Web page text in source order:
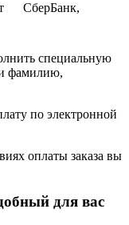
СберБанк,
специальную
фамилию,
по электронной
оплаты заказа вы
для вас